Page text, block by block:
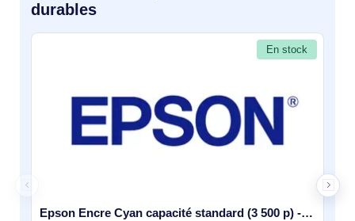
durables
En stock
Epson Encre Cyan capacité standard (3 500 p) - C13T616200